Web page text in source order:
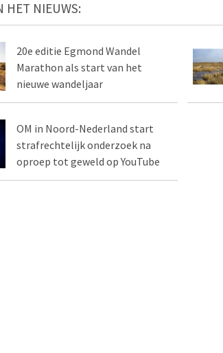
HET NIEUWS:
20e editie Egmond Wandel
Marathon als start van het
nieuwe wandeljaar
OM in Noord-Nederland start
strafrechtelijk onderzoek na
oproep tot geweld op YouTube